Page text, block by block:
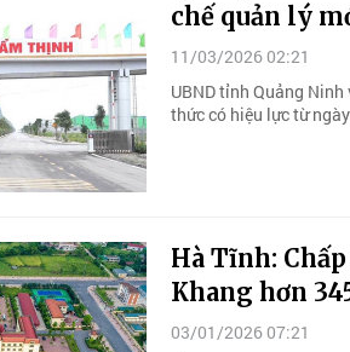
chế quản lý
11/03/2026 02:21
UBND tỉnh Quảng
thức có hiệu lực từ
Hà Tĩnh:
Khang hơn
03/01/2026 07:21